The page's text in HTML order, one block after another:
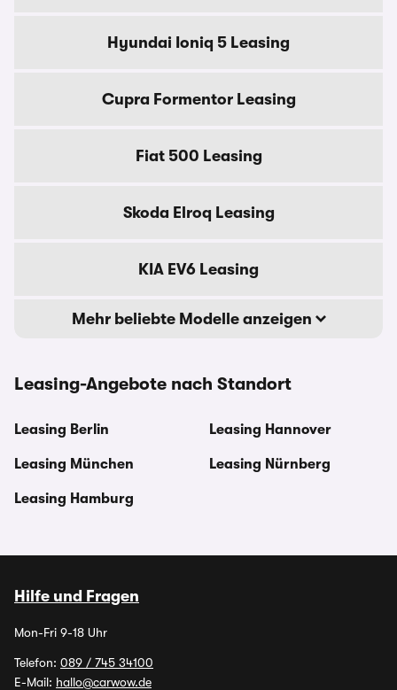
Hyundai Ioniq 5 Leasing
Cupra Formentor Leasing
Fiat 500 Leasing
Skoda Elroq Leasing
KIA EV6 Leasing
Mehr beliebte Modelle anzeigen
Leasing-Angebote nach Standort
Leasing Berlin
Leasing München
Leasing Hamburg
Leasing Hannover
Leasing Nürnberg
Hilfe und Fragen
Mon-Fri 9-18 Uhr
Telefon: 089 / 745 34100
E-Mail: hallo@carwow.de